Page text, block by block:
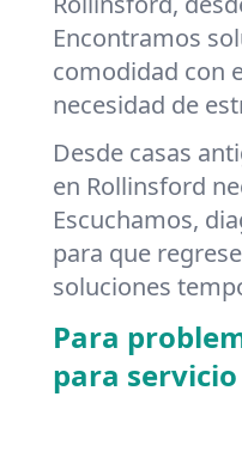
Encontramos
comodidad con
necesidad de
Desde casas
en Rollinsford
Escuchamos,
para que
soluciones
Para
para